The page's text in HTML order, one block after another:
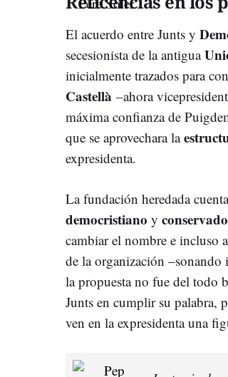
El acuerdo entre Junts y
secesionista de la antigua
inicialmente trazados para
Castellà –ahora
máxima confianza de
que se aprovechara la
expresidenta.
La fundación heredada
democristiano y
cambiar el nombre e incluso
de la organización
la propuesta no fue del todo
Junts en cumplir su palabra,
ven en la expresidenta una